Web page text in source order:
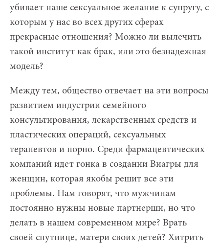
убивает наше сексуальное желание к супругу, с
которым у нас во всех других сферах
прекрасные отношения? Можно ли вылечить
такой институт как брак, или это безнадежная
модель?
Между тем, общество отвечает на эти вопросы
развитием индустрии семейного
консультирования, лекарственных средств и
пластических операций, сексуальных
терапевтов и порно. Среди фармацевтических
компаний идет гонка в создании Виагры для
женщин, которая якобы решит все эти
проблемы. Нам говорят, что мужчинам
постоянно нужны новые партнерши, но что
делать в нашем современном мире? Врать
своей спутнице, матери своих детей? Хитрить